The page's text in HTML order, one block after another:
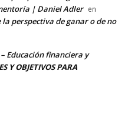
| Daniel Adler en
perspectiva de ganar o de no
Educación financiera y
Y OBJETIVOS PARA